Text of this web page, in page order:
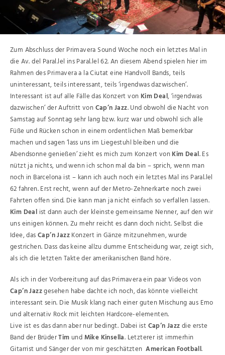
Zum Abschluss der Primavera Sound Woche noch ein letztes Mal in
die Av. del Paral.lel ins Paral.lel 62. An diesem Abend spielen hier im
Rahmen des Primavera a la Ciutat eine Handvoll Bands, teils
uninteressant, teils interessant, teils ‘irgendwas dazwischen’.
Interessant ist auf alle Fälle das Konzert von Kim Deal, ‘irgendwas
dazwischen’ der Auftritt vonCap’n Jazz. Und obwohl die Nacht von
Samstag auf Sonntag sehr lang bzw. kurz war und obwohl sich alle
Füße und Rücken schon in einem ordentlichen Maß bemerkbar
machen und sagen ‘lass uns im Liegestuhl bleiben und die
Abendsonne genießen’ zieht es mich zum Konzert vonKim Deal. Es
nützt ja nichts, und wenn ich schon mal da bin – sprich, wenn man
noch in Barcelona ist – kann ich auch noch ein letztes Mal ins Paral.lel
62 fahren. Erst recht, wenn auf der Metro-Zehnerkarte noch zwei
Fahrten offen sind. Die kann man ja nicht einfach so verfallen lassen.
Kim Deal ist dann auch der kleinste gemeinsame Nenner, auf den wir
uns einigen können. Zu mehr reicht es dann doch nicht. Selbst die
Idee, dasCap’n JazzKonzert in Gänze mitzunehmen, wurde
gestrichen. Dass das keine allzu dumme Entscheidung war, zeigt sich,
als ich die letzten Takte der amerikanischen Band höre.
Als ich in der Vorbereitung auf das Primavera ein paar Videos von
Cap’n Jazzgesehen habe dachte ich noch, das könnte vielleicht
interessant sein. Die Musik klang nach einer guten Mischung aus Emo
und alternativ Rock mit leichten Hardcore-elementen.
Live ist es das dann aber nur bedingt. Dabei istCap’n Jazzdie erste
Band der BrüderTim undMike Kinsella. Letzterer ist immerhin
Gitarrist und Sänger der von mir geschätztenAmerican Football.